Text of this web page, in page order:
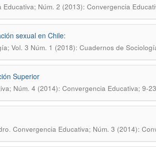
Educativa; Núm. 2 (2013): Convergencia
sexual en Chile:
Vol. 3 Núm. 1 (2018): Cuadernos de
Superior
Núm. 4 (2014): Convergencia Educativa; 9-23
. Convergencia Educativa; Núm. 3 (2014):